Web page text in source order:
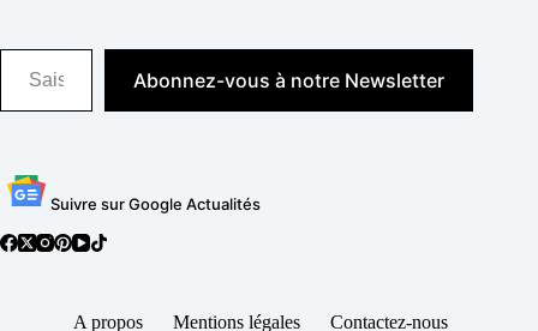
Saisissez votre adresse e-mail…
Abonnez-vous à notre Newsletter
Suivre sur Google Actualités
A propos Mentions légales Contactez-nous